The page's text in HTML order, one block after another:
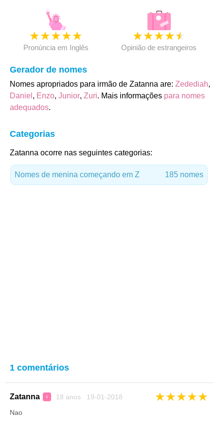
★★★★★
Pronúncia em Inglês
★★★★★
Opinião de estrangeiros
Gerador de nomes
Nomes apropriados para irmão de Zatanna are: Zedediah,
Daniel , Enzo, Junior, Zuri. Mais informações para nomes
adequados.
Categorias
Zatanna ocorre nas seguintes categorias:
Nomes de menina começando em Z 185 nomes
1 comentários
Zatanna ♀ 18 anos 19-01-2018 ★★★★★
Nao